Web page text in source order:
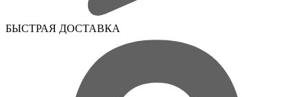
БЫСТРАЯ ДОСТАВКА